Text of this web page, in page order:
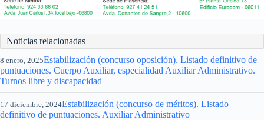
Noticias relacionadas
8 enero, 2025Estabilización (concurso oposición). Listado definitivo de
puntuaciones. Cuerpo Auxiliar, especialidad Auxiliar Administrativo.
Turnos libre y discapacidad
17 diciembre, 2024Estabilización (concurso de méritos). Listado
definitivo de puntuaciones. Auxiliar Administrativo